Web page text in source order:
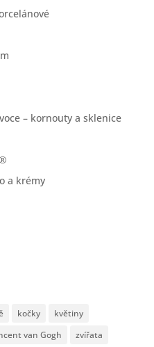
– kornouty a sklenice
a krémy
kočky
květiny
van Gogh
zvířata